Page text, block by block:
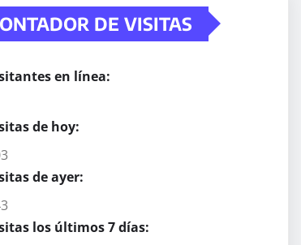
DE VISITAS
en línea:
de hoy:
de ayer:
los últimos 7 días: